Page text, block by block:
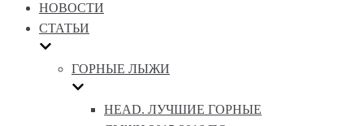
НОВОСТИ
СТАТЬИ
ГОРНЫЕ ЛЫЖИ
HEAD. ЛУЧШИЕ ГОРНЫЕ